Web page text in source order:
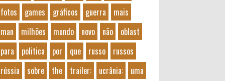
fotos
games gráficos guerra
mais
man
milhões mundo novo não
oblast
para
politica por que russo
russos
rússia
sobre the trailer: ucrânia:
uma